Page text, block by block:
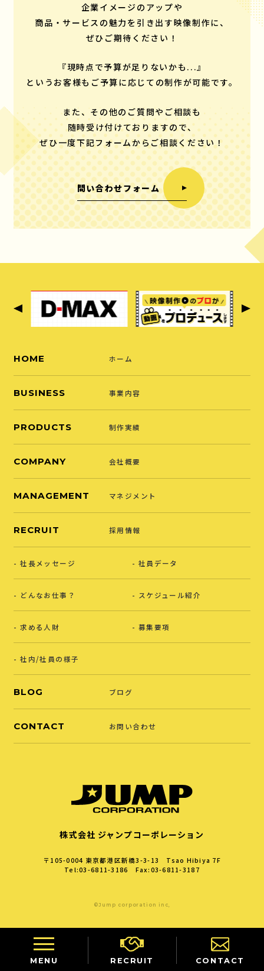
MENU RECRUIT CONTACT
企業イメージのアップや
商品・サービスの魅力を引き出す映像制作に、
ぜひご期待ください！
『現時点で予算が足りないかも...』
というお客様もご予算に応じての制作が可能です。
また、その他のご質問やご相談も
随時受け付けておりますので、
ぜひ一度下記フォームからご相談ください！
問い合わせフォーム
HOME ホーム
BUSINESS 事業内容
PRODUCTS 制作実績
COMPANY 会社概要
MANAGEMENT マネジメント
RECRUIT 採用情報
社長メッセージ
どんなお仕事？
求める人財
社内/社員の様子
社員データ
スケジュール紹介
募集要項
BLOG ブログ
CONTACT お問い合わせ
株式会社 ジャンプコーポレーション
〒105-0004 東京都港区新橋3-3-13 Tsao Hibiya 7F
Tel:03-6811-3186 Fax:03-6811-3187
©Jump corporation inc,